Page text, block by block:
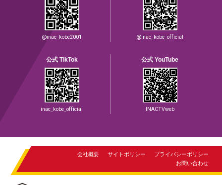
@inac_kobe2001 @inac_kobe_official
公式 TikTok
inac_kobe_official
公式 YouTube
INACTVweb
会社概要 サイトポリシー
プライバシーポリシー
お問い合わせ